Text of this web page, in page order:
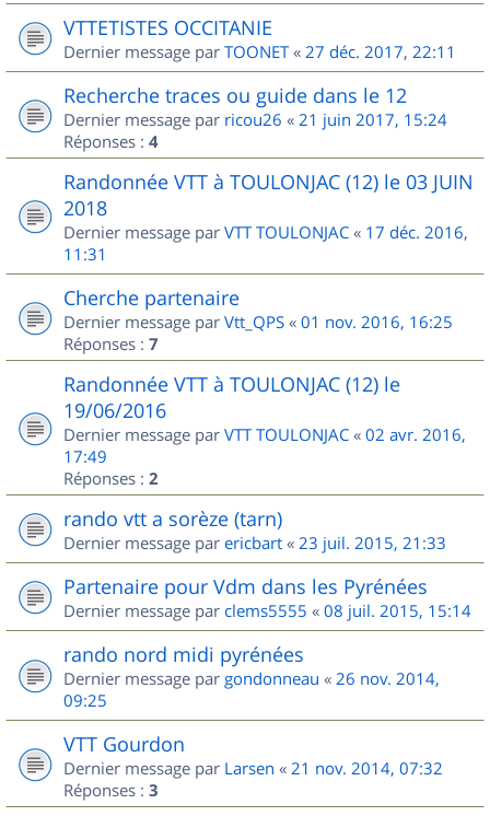
VTTETISTES OCCITANIE
Dernier message par TOONET« 27 déc. 2017, 22:11
Recherche traces ou guide dans le 12
Dernier message par ricou26 « 21 juin 2017, 15:24
Réponses : 4
Randonnée VTT à TOULONJAC (12) le 03 JUIN
2018
Dernier message par VTT TOULONJAC « 17 déc. 2016,
11:31
Cherche partenaire
Dernier message par Vtt_QPS « 01 nov. 2016, 16:25
Réponses : 7
Randonnée VTT à TOULONJAC (12) le
19/06/2016
Dernier message par VTT TOULONJAC « 02 avr. 2016,
17:49
Réponses : 2
rando vtt a sorèze (tarn)
Dernier message par ericbart « 23 juil. 2015, 21:33
Partenaire pour Vdm dans les Pyrénées
Dernier message par clems5555 « 08 juil. 2015, 15:14
rando nord midi pyrénées
Dernier message par gondonneau « 26 nov. 2014,
09:25
VTT Gourdon
Dernier message par Larsen « 21 nov. 2014, 07:32
Réponses : 3